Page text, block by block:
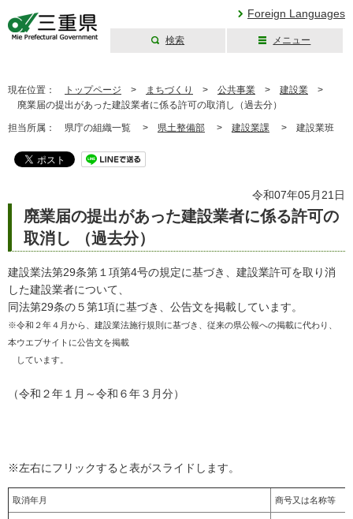
Foreign Languages
検索 メニュー
現在位置： トップページ > まちづくり > 公共事業 > 建設業 >
廃業届の提出があった建設業者に係る許可の取消し（過去分）
担当所属： 県庁の組織一覧 > 県土整備部 > 建設業課 > 建設業班
令和07年05月21日
廃業届の提出があった建設業者に係る許可の
取消し （過去分）
建設業法第29条第１項第4号の規定に基づき、建設業許可を取り消
した建設業者について、
同法第29条の５第1項に基づき、公告文を掲載しています。
※令和２年４月から、建設業法施行規則に基づき、従来の県公報への掲載に代わり、
本ウエブサイトに公告文を掲載
しています。
（令和２年１月～令和６年３月分）
※左右にフリックすると表がスライドします。
取消年月 商号又は名